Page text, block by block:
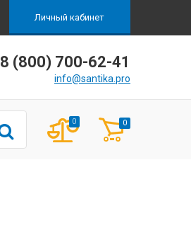
Личный кабинет
8 (800) 700-62-41
info@santika.pro
0 0